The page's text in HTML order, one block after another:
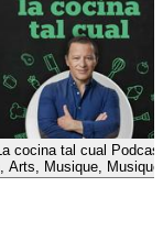
La cocina tal cual Podcast
Arts, Musique,